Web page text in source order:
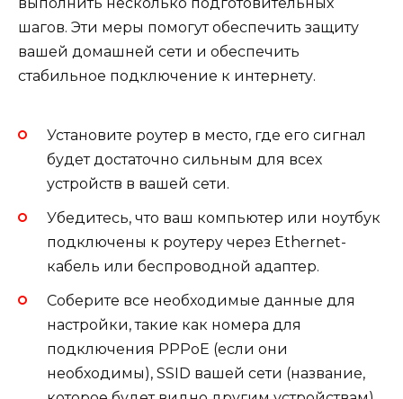
выполнить несколько подготовительных
шагов. Эти меры помогут обеспечить защиту
вашей домашней сети и обеспечить
стабильное подключение к интернету.
Установите роутер в место, где его сигнал
будет достаточно сильным для всех
устройств в вашей сети.
Убедитесь, что ваш компьютер или ноутбук
подключены к роутеру через Ethernet-
кабель или беспроводной адаптер.
Соберите все необходимые данные для
настройки, такие как номера для
подключения PPPoE (если они
необходимы), SSID вашей сети (название,